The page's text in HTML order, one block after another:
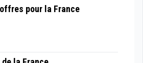
pour la France